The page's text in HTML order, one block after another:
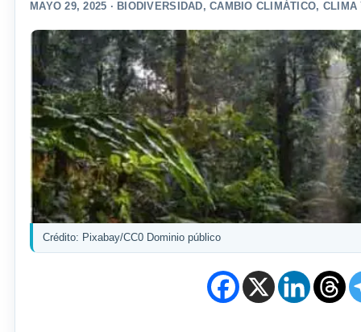
MAYO 29, 2025 · BIODIVERSIDAD,CAMBIO CLIMÁTICO, CLIMA
Crédito: Pixabay/CC0 Dominio público